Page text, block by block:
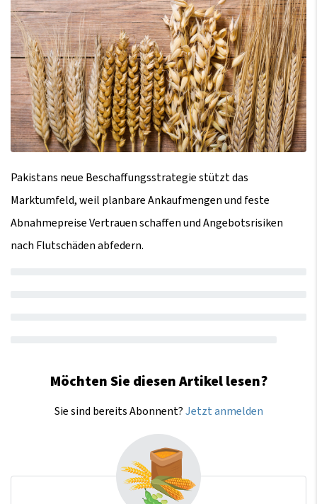
Pakistans neue Beschaffungsstrategie stützt das
Marktumfeld, weil planbare Ankaufmengen und feste
Abnahmepreise Vertrauen schaffen und Angebotsrisiken
nach Flutschäden abfedern.
Möchten Sie diesen Artikel lesen?
Sie sind bereits Abonnent?Jetzt anmelden